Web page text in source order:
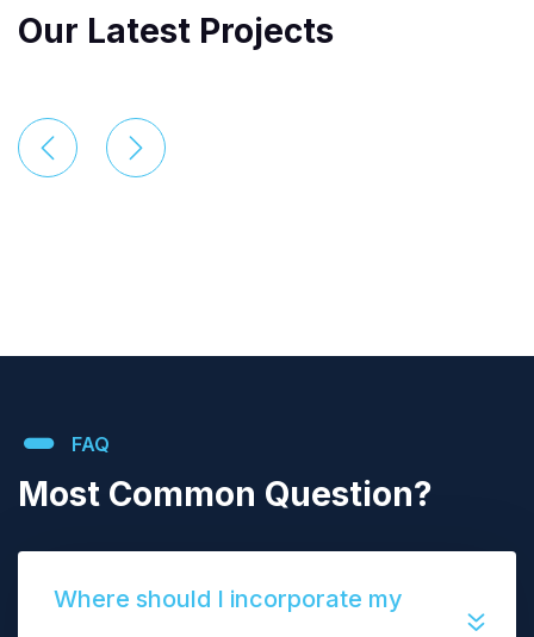
Our Latest Projects
FAQ
Most Common Question?
Where should I incorporate my